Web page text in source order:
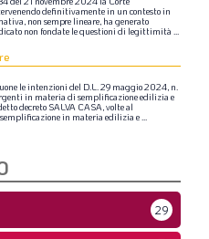
definitivamentein un contestoin
non sempre lineare, ha generato
non fondate lequestioni di legittimità ...
leintenzioni del D.L.29 maggio2024, n.
in materia di semplificazioneedilizia e
decreto SALVA CASA,volteal
semplificazionein materia edilizia e...
29